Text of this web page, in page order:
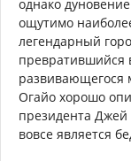
однако
ощутимо
легендарный
превратившийся
развивающегося
Огайо хорошо
президента
вовсе является